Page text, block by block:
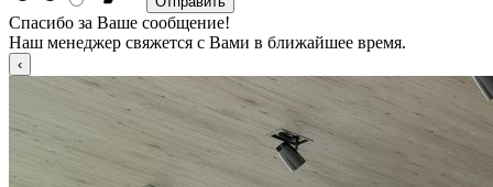
Спасибо за Ваше сообщение!
Наш менеджер свяжется с Вами в ближайшее время.